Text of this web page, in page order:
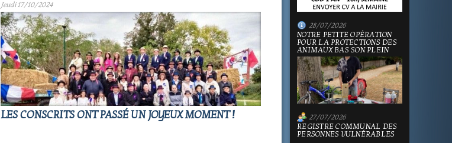
Jeudi 17/10/2024
LES CONSCRITS ONT PASSÉ UN JOYEUX MOMENT !
28/07/2026
NOTRE PETITE OPÉRATION
POUR LA PROTECTIONS DES
ANIMAUX BAS SON PLEIN
27/07/2026
REGISTRE COMMUNAL DES
PERSONNES VULNÉRABLES